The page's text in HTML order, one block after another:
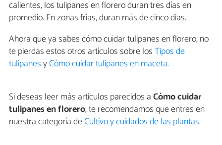
calientes, los tulipanes en florero duran tres días en
promedio. En zonas frías, duran más de cinco días.
Ahora que ya sabes cómo cuidar tulipanes en florero, no
te pierdas estos otros artículos sobre losTipos de
tulipanesyCómo cuidar tulipanes en maceta.
Si deseas leer más artículos parecidos aCómo cuidar
tulipanes en florero, te recomendamos que entres en
nuestra categoría deCultivo y cuidados de las plantas.